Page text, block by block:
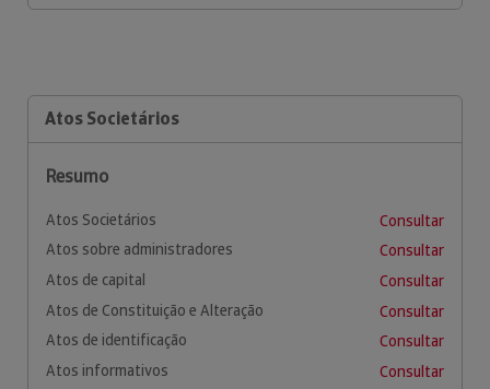
Atos Societários
Resumo
Atos Societários
Consultar
Atos sobre administradores
Consultar
Atos de capital
Consultar
Atos de Constituição e Alteração
Consultar
Atos de identificação
Consultar
Atos informativos
Consultar